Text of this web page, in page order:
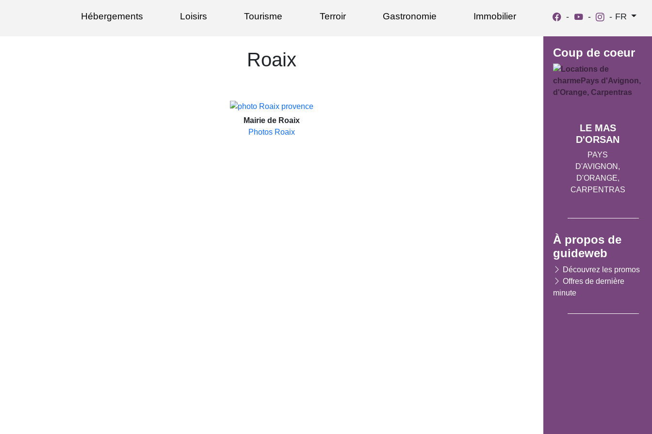
Hébergements Loisirs Tourisme Terroir Gastronomie Immobilier - - - FR
Roaix
Mairie de Roaix
Photos Roaix
Coup de coeur
LE MAS
D'ORSAN
PAYS
D'AVIGNON,
D'ORANGE,
CARPENTRAS
À propos de
guideweb
Découvrez les promos
Offres de dernière
minute